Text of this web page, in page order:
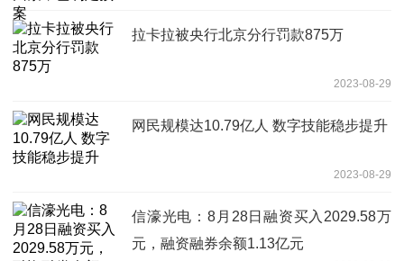
拉卡拉被央行北京分行罚款875万
2023-08-29
网民规模达10.79亿人 数字技能稳步提升
2023-08-29
信濠光电：8月28日融资买入2029.58万
元，融资融券余额1.13亿元